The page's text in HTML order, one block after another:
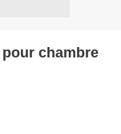
chambre